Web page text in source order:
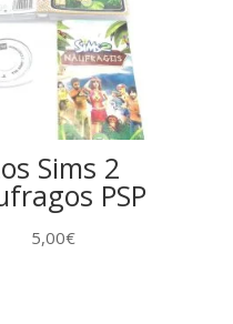
Sims 2
PSP
5,00€